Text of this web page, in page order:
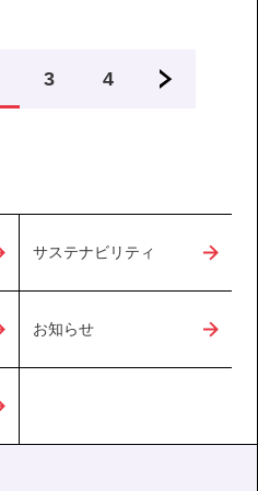
3 4
サステナビリティ
お知らせ